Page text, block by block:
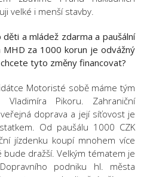
velké i menší stavby.
a mládež zdarma a paušální
MHD za 1000 korun je odvážný
tyto změny financovat?
Motoristé sobě máme tým
Pikoru. Zahraniční
doprava a její síťovost je
Od paušálu 1000 CZK
jízdenku koupí mnohem více
bude dražší. Velkým tématem je
podniku hl. města